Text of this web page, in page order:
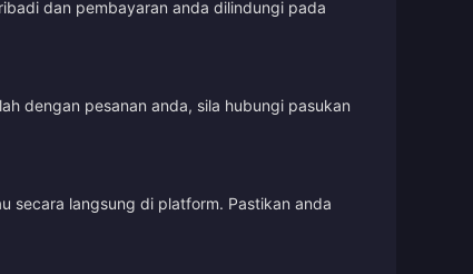
dan pembayaran anda dilindungi pada
dengan pesanan anda, sila hubungi pasukan
secara langsung di platform. Pastikan anda